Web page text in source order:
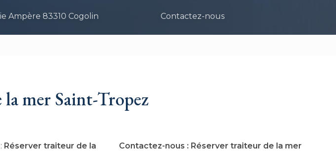
Ampère 83310 Cogolin Contactez-nous
mer Saint-Tropez
Réserver traiteur de la
Contactez-nous : Réserver traiteur de la mer